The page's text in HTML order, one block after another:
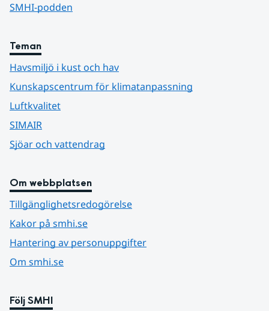
SMHI-podden
Teman
Havsmiljö i kust och hav
Kunskapscentrum för klimatanpassning
Luftkvalitet
SIMAIR
Sjöar och vattendrag
Om webbplatsen
Tillgänglighetsredogörelse
Kakor på smhi.se
Hantering av personuppgifter
Om smhi.se
Följ SMHI